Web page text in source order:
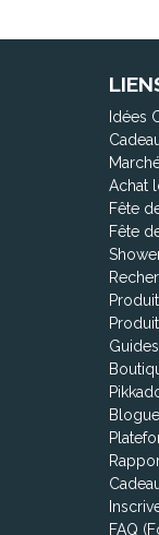
Idées
Achat
Fête
Fête
Blogue
FAQ